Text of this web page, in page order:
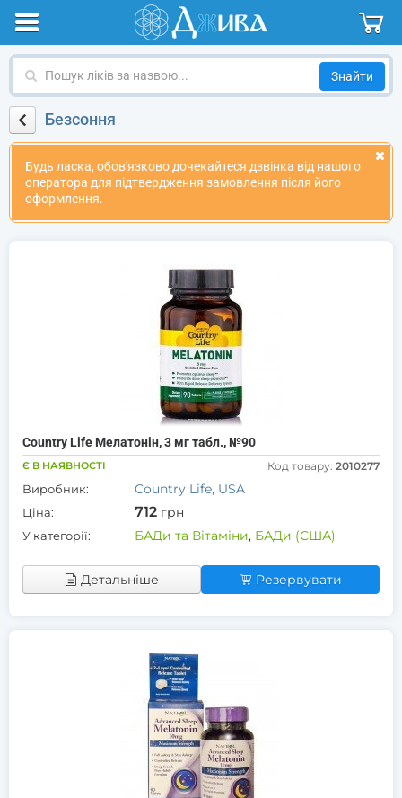
Пошук
за
назвоюБезсоння
Будь ласка, обов'язково дочекайтеся дзвінка від нашого
оператора для підтвердження замовлення після його
оформлення.
Country Life Мелатонін, 3 мг табл., №90
Є В НАЯВНОСТІ Код товару: 2010277
Виробник: Country Life, USA
Ціна: 712 грн
У категорії: БАДи та Вітаміни, БАДи (США)
Детальніше Резервувати